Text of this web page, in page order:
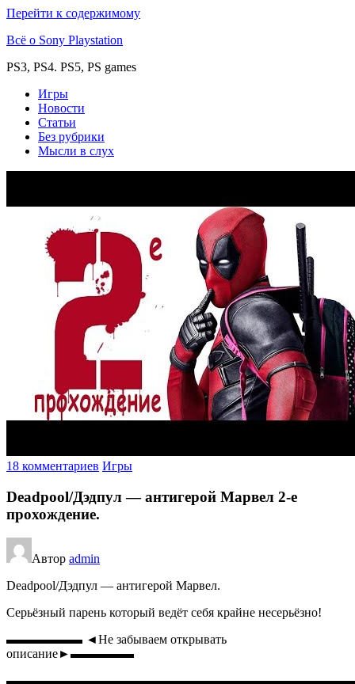
Перейти к содержимому
Всё о Sony Playstation
PS3, PS4. PS5, PS games
Игры
Новости
Статьи
Без рубрики
Мысли в слух
18 комментариев Игры
Deadpool/Дэдпул — антигерой Марвел 2-е
прохождение.
Автор admin
Deadpool/Дэдпул — антигерой Марвел.
Серьёзный парень который ведёт себя крайне несерьёзно!
▬▬▬▬▬▬ ◄Не забываем открывать
описание►▬▬▬▬▬